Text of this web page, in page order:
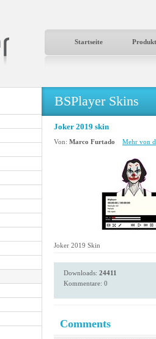
Startseite
BSPlayer Skins
Joker 2019 skin
Von: Marco Furtado Mehr von
Joker 2019 Skin
Downloads: 24411
Kommentare: 0
Comments